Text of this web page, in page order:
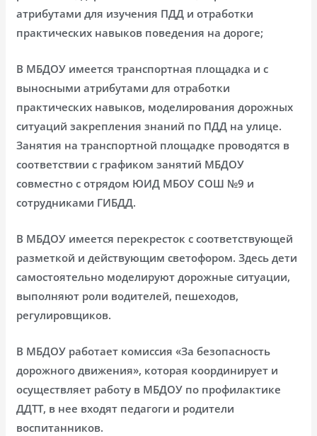
атрибутами для изучения ПДД и отработки
практических навыков поведения на дороге;
В МБДОУ имеется транспортная площадка и с
выносными атрибутами для отработки
практических навыков, моделирования дорожных
ситуаций закрепления знаний по ПДД на улице.
Занятия на транспортной площадке проводятся в
соответствии с графиком занятий МБДОУ
совместно с отрядом ЮИД МБОУ СОШ №9 и
сотрудниками ГИБДД.
В МБДОУ имеется перекресток с соответствующей
разметкой и действующим светофором. Здесь дети
самостоятельно моделируют дорожные ситуации,
выполняют роли водителей, пешеходов,
регулировщиков.
В МБДОУ работает комиссия «За безопасность
дорожного движения», которая координирует и
осуществляет работу в МБДОУ по профилактике
ДДТТ, в нее входят педагоги и родители
воспитанников.